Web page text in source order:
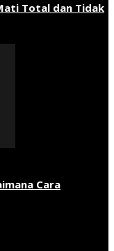
Total dan Tidak
Cara